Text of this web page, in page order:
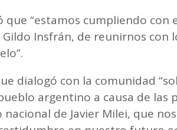
que “estamos cumpliendo
Insfrán, de reunirnos con
dialogó con la comunidad
argentino a causa de las
nacional de Javier Milei, que